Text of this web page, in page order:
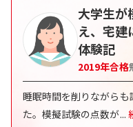
大学生が
え、宅建
体験記
2019年合格
睡眠時間を削りながら
た。模擬試験の点数が...